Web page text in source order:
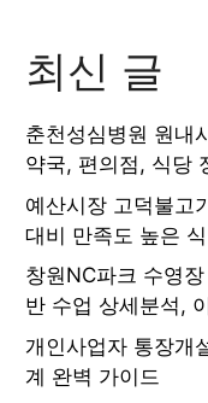
최신 글
춘천성심병원 원내
약국, 편의점, 식당
예산시장 고덕불고
대비 만족도 높은
창원NC파크 수영
반 수업 상세분석,
개인사업자 통장개
계 완벽 가이드